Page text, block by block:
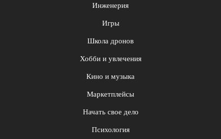
Инженерия
Игры
Школа дронов
Хобби и увлечения
Кино и музыка
Маркетплейсы
Начать свое дело
Психология